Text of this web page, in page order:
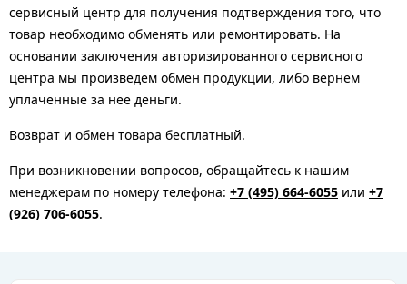
сервисный центр для получения подтверждения того, что
товар необходимо обменять или ремонтировать. На
основании заключения авторизированного сервисного
центра мы произведем обмен продукции, либо вернем
уплаченные за нее деньги.
Возврат и обмен товара бесплатный.
При возникновении вопросов, обращайтесь к нашим
менеджерам по номеру телефона: +7 (495) 664-6055 или +7
(926) 706-6055.